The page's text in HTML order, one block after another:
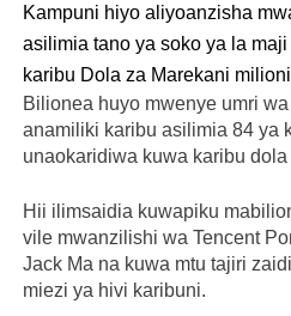
Kampuni hiyo aliyoanzisha
asilimia tano ya soko ya la
karibu Dola za Marekani
Bilionea huyo mwenye umri
anamiliki karibu asilimia 84 ya
unaokaridiwa kuwa karibu
Hii ilimsaidia kuwapiku
vile mwanzilishi wa Tencent
Jack Ma na kuwa mtu tajiri
miezi ya hivi karibuni.